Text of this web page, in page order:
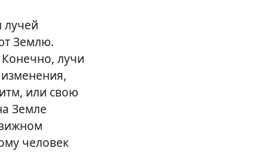
лучей
Землю.
Конечно, лучи
или свою
Земле
человек